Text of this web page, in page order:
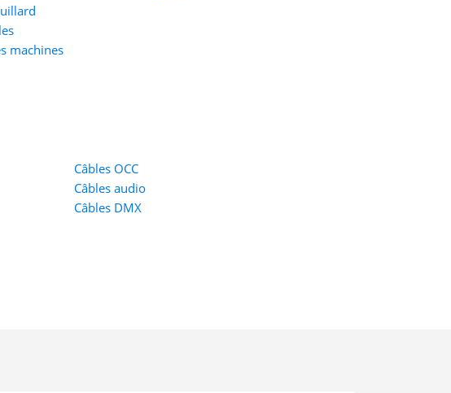
machines
Câbles OCC
Câbles audio
Câbles DMX